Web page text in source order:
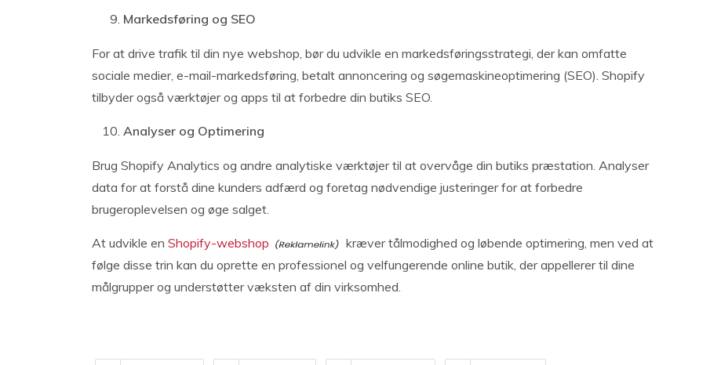
Markedsføring og SEO
For at drive trafik til din nye webshop, bør du udvikle en markedsføringsstrategi, der kan omfatte
sociale medier, e-mail-markedsføring, betalt annoncering og søgemaskineoptimering (SEO). Shopify
tilbyder også værktøjer og apps til at forbedre din butiks SEO.
Analyser og Optimering
Brug Shopify Analytics og andre analytiske værktøjer til at overvåge din butiks præstation. Analyser
data for at forstå dine kunders adfærd og foretag nødvendige justeringer for at forbedre
brugeroplevelsen og øge salget.
At udvikle en Shopify-webshop
kræver tålmodighed og løbende optimering, men ved at
følge disse trin kan du oprette en professionel og velfungerende online butik, der appellerer til dine
målgrupper og understøtter væksten af din virksomhed.